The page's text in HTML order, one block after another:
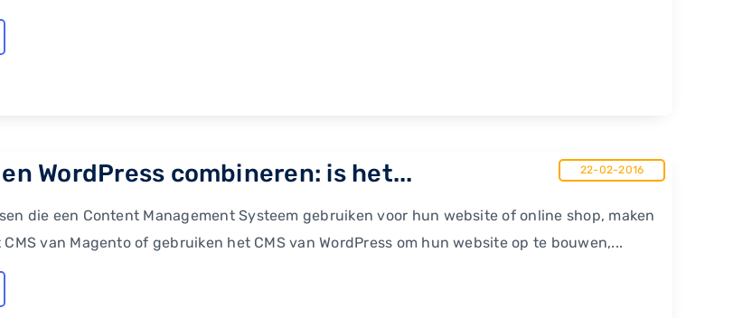
WordPress combineren: is het... 22-02-2016
die een Content Management Systeem gebruiken voor hun website of online shop, maken
van Magento of gebruiken het CMS van WordPress om hun website op te bouwen,...